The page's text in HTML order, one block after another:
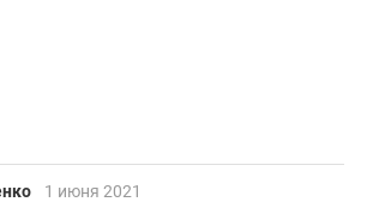
1 июня 2021